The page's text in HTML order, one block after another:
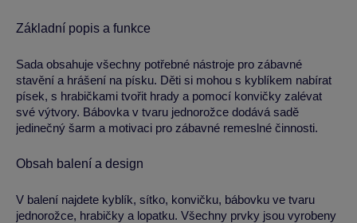
Základní popis a funkce
Sada obsahuje všechny potřebné nástroje pro zábavné
stavění a hrášení na písku. Děti si mohou s kyblíkem nabírat
písek, s hrabičkami tvořit hrady a pomocí konvičky zalévat
své výtvory. Bábovka v tvaru jednorožce dodává sadě
jedinečný šarm a motivaci pro zábavné remeslné činnosti.
Obsah balení a design
V balení najdete kyblík, sítko, konvičku, bábovku ve tvaru
jednorožce, hrabičky a lopatku. Všechny prvky jsou vyrobeny